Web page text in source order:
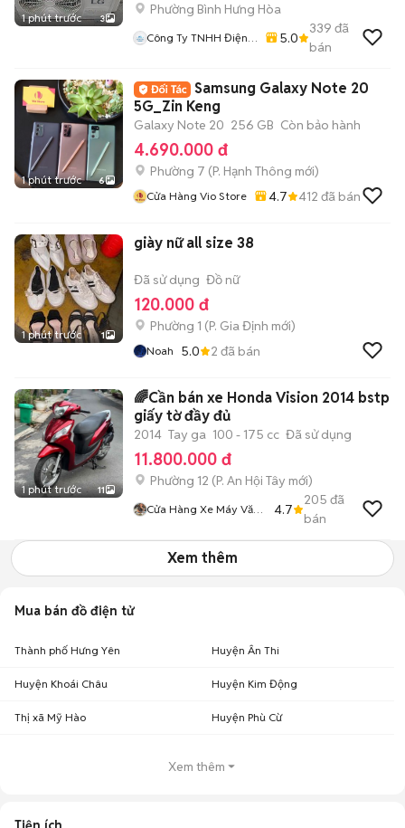
1 phút trước 3
Phường Bình Hưng Hòa
Công Ty TNHH Điện
5.0
339 đã
bán
1 phút trước 6
Samsung Galaxy Note 20
5G_Zin Keng
Galaxy Note 20 256 GB Còn bảo hành
4.690.000 đ
Phường 7 (P. Hạnh Thông mới)
Cửa Hàng Vio Store 4.7 412 đã bán
1 phút trước 1
giày nữ all size 38
Đã sử dụng Đồ nữ
120.000 đ
Phường 1 (P. Gia Định mới)
Noah 5.0 2 đã bán
1 phút trước 11
🌈Cần bán xe Honda Vision 2014 bstp
giấy tờ đầy đủ
2014 Tay ga 100 - 175 cc Đã sử dụng
11.800.000 đ
Phường 12 (P. An Hội Tây mới)
Cửa Hàng Xe Máy Văn
4.7
205 đã
bán
Xem thêm
Mua bán đồ điện tử
Thành phố Hưng Yên Huyện Ân Thi
Huyện Khoái Châu Huyện Kim Động
Thị xã Mỹ Hào Huyện Phù Cừ
Xem thêm